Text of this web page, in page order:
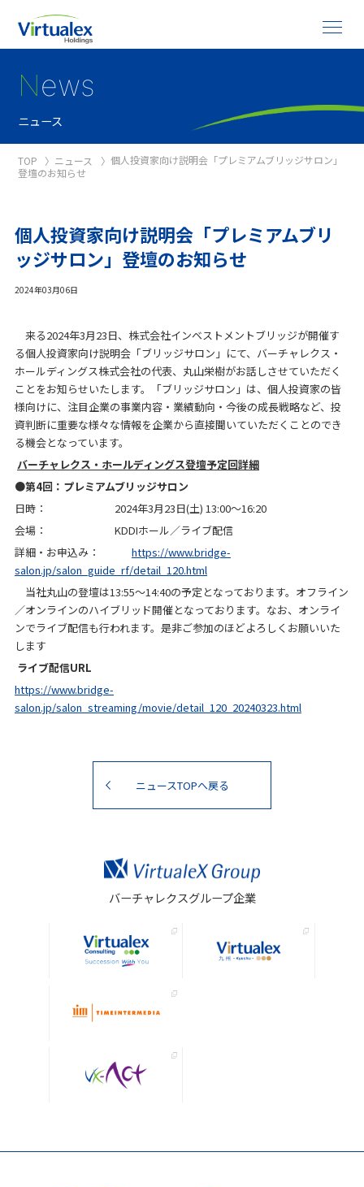
News
ニュース
TOP ニュース
個人投資家向け説明会「プレミアムブリッジサロン」
登壇のお知らせ
個人投資家向け説明会「プレミアムブリ
ッジサロン」登壇のお知らせ
2024年03月06日
来る2024年3月23日、株式会社インベストメントブリッジが開催す
る個人投資家向け説明会「ブリッジサロン」にて、バーチャレクス・
ホールディングス株式会社の代表、丸山栄樹がお話しさせていただく
ことをお知らせいたします。「ブリッジサロン」は、個人投資家の皆
様向けに、注目企業の事業内容・業績動向・今後の成長戦略など、投
資判断に重要な様々な情報を企業から直接聞いていただくことのでき
る機会となっています。
バーチャレクス・ホールディングス登壇予定回詳細
●第4回：プレミアムブリッジサロン
日時：
2024年3月23日(土) 13:00～16:20
会場：
KDDIホール／ライブ配信
詳細・お申込み：
https://www.bridge-
salon.jp/salon_guide_rf/detail_120.html
当社丸山の登壇は13:55～14:40の予定となっております。オフライン
／オンラインのハイブリッド開催となっております。なお、オンライ
ンでライブ配信も行われます。是非ご参加のほどよろしくお願いいた
します
ライブ配信URL
https://www.bridge-
salon.jp/salon_streaming/movie/detail_120_20240323.html
ニュースTOPへ戻る
バーチャレクスグループ企業